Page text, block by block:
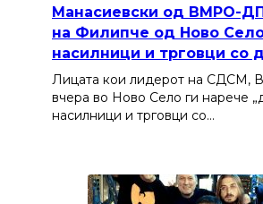
Манасиевски од ВМРО-
на Филипче од Ново
насилници и трговци со
Лицата кои лидерот на СДСМ,
вчера во Ново Село ги нарече
насилници и трговци со…